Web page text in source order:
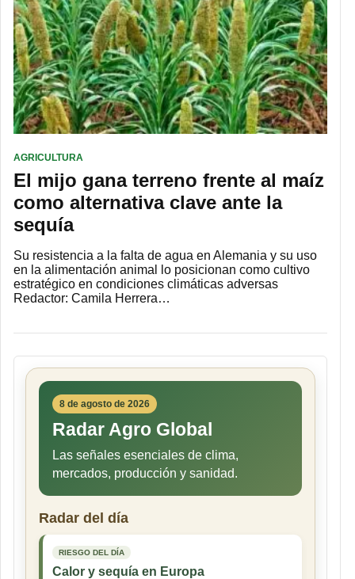
AGRICULTURA
El mijo gana terreno frente al maíz
como alternativa clave ante la
sequía
Su resistencia a la falta de agua en Alemania y su uso
en la alimentación animal lo posicionan como cultivo
estratégico en condiciones climáticas adversas
Redactor: Camila Herrera…
8 de agosto de 2026
Radar Agro Global
Las señales esenciales de clima,
mercados, producción y sanidad.
Radar del día
RIESGO DEL DÍA
Calor y sequía en Europa